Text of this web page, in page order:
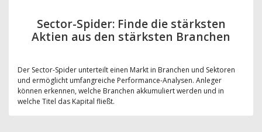
Sector-Spider: Finde die stärksten
Aktien aus den stärksten Branchen
Der Sector-Spider unterteilt einen Markt in Branchen und Sektoren
und ermöglicht umfangreiche Performance-Analysen. Anleger
können erkennen, welche Branchen akkumuliert werden und in
welche Titel das Kapital fließt.